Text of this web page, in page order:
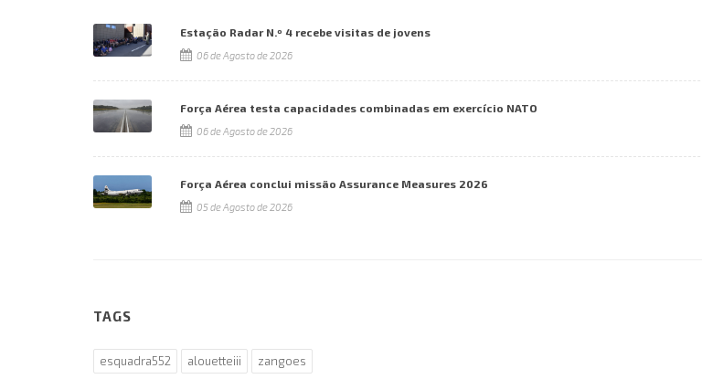
Estação Radar N.º 4 recebe visitas de jovens
06 de Agosto de 2026
Força Aérea testa capacidades combinadas em exercício NATO
06 de Agosto de 2026
Força Aérea conclui missão Assurance Measures 2026
05 de Agosto de 2026
TAGS
esquadra552 alouetteiii zangoes